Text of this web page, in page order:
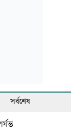
সর্বশেষ